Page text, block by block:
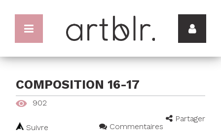
COMPOSITION 16-17
902
Partager
Suivre
Commentaires